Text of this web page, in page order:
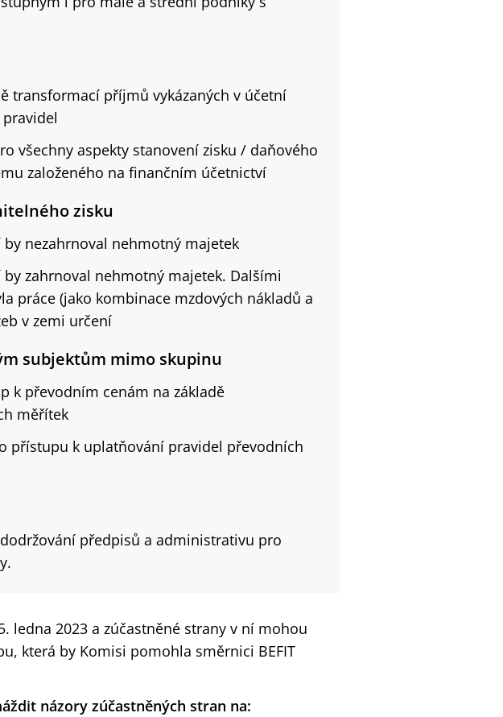
transformací příjmů vykázaných v účetní
všechny aspekty stanovení zisku / daňového
založeného na finančním účetnictví
zisku
nezahrnoval nehmotný majetek
zahrnoval nehmotný majetek. Dalšími
práce (jako kombinace mzdových nákladů a
v zemi určení
subjektům mimo skupinu
k převodním cenám na základě
měřítek
přístupu k uplatňování pravidel převodních
předpisů a administrativu pro
ledna 2023 a zúčastněné strany v ní mohou
která by Komisi pomohla směrnici BEFIT
názory zúčastněných stran na: